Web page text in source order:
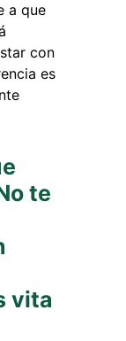
a que
con
es
te
vita